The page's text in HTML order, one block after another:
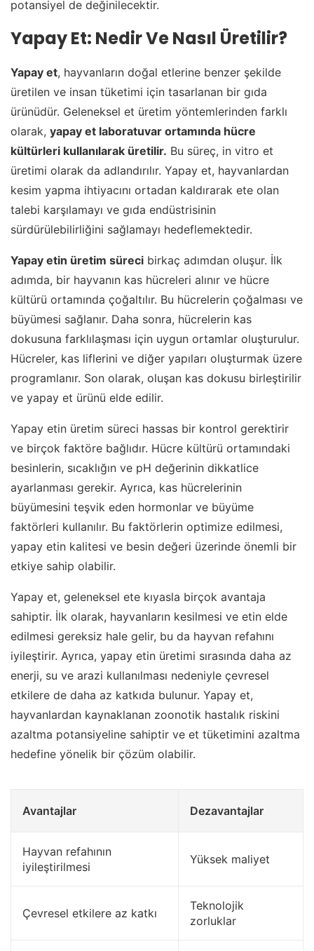
potansiyel de değinilecektir.
Yapay Et: Nedir Ve Nasıl Üretilir?
Yapay et, hayvanların doğal etlerine benzer şekilde
üretilen ve insan tüketimi için tasarlanan bir gıda
ürünüdür. Geleneksel et üretim yöntemlerinden farklı
olarak, yapay et laboratuvar ortamında hücre
kültürleri kullanılarak üretilir. Bu süreç, in vitro et
üretimi olarak da adlandırılır. Yapay et, hayvanlardan
kesim yapma ihtiyacını ortadan kaldırarak ete olan
talebi karşılamayı ve gıda endüstrisinin
sürdürülebilirliğini sağlamayı hedeflemektedir.
Yapay etin üretim süreci birkaç adımdan oluşur. İlk
adımda, bir hayvanın kas hücreleri alınır ve hücre
kültürü ortamında çoğaltılır. Bu hücrelerin çoğalması ve
büyümesi sağlanır. Daha sonra, hücrelerin kas
dokusuna farklılaşması için uygun ortamlar oluşturulur.
Hücreler, kas liflerini ve diğer yapıları oluşturmak üzere
programlanır. Son olarak, oluşan kas dokusu birleştirilir
ve yapay et ürünü elde edilir.
Yapay etin üretim süreci hassas bir kontrol gerektirir
ve birçok faktöre bağlıdır. Hücre kültürü ortamındaki
besinlerin, sıcaklığın ve pH değerinin dikkatlice
ayarlanması gerekir. Ayrıca, kas hücrelerinin
büyümesini teşvik eden hormonlar ve büyüme
faktörleri kullanılır. Bu faktörlerin optimize edilmesi,
yapay etin kalitesi ve besin değeri üzerinde önemli bir
etkiye sahip olabilir.
Yapay et, geleneksel ete kıyasla birçok avantaja
sahiptir. İlk olarak, hayvanların kesilmesi ve etin elde
edilmesi gereksiz hale gelir, bu da hayvan refahını
iyileştirir. Ayrıca, yapay etin üretimi sırasında daha az
enerji, su ve arazi kullanılması nedeniyle çevresel
etkilere de daha az katkıda bulunur. Yapay et,
hayvanlardan kaynaklanan zoonotik hastalık riskini
azaltma potansiyeline sahiptir ve et tüketimini azaltma
hedefine yönelik bir çözüm olabilir.
Avantajlar Dezavantajlar
Hayvan refahının
iyileştirilmesi
Yüksek maliyet
Çevresel etkilere az katkı
Teknolojik
zorluklar